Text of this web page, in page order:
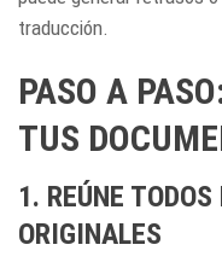
traducción.
PASO A
TUS
1. REÚNE
ORIGINALES